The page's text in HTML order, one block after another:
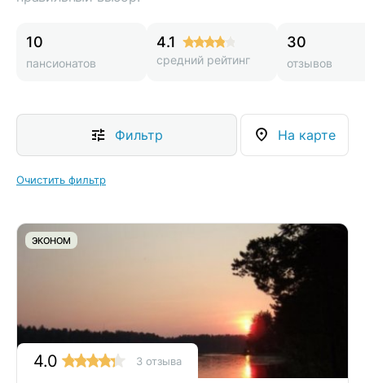
10
пансионатов
4.1
средний рейтинг
30
отзывов
Фильтр На карте
Очистить фильтр
ЭКОНОМ
4.0 3 отзыва